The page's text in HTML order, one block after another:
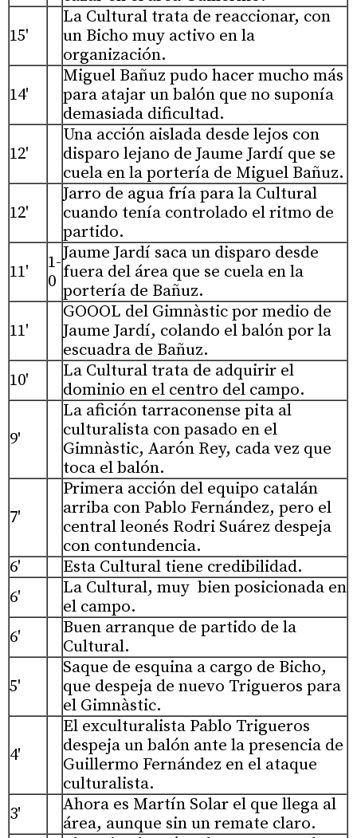
15'
La Cultural trata de reaccionar, con
un Bicho muy activo en la
organización.
14'
Miguel Bañuz pudo hacer mucho más
para atajar un balón que no suponía
demasiada dificultad.
12'
Una acción aislada desde lejos con
disparo lejano de Jaume Jardí que se
cuela en la portería de Miguel Bañuz.
12'
Jarro de agua fría para la Cultural
cuando tenía controlado el ritmo de
partido.
11'
1-
0
Jaume Jardí saca un disparo desde
fuera del área que se cuela en la
portería de Bañuz.
11'
GOOOL del Gimnàstic por medio de
Jaume Jardí, colando el balón por la
escuadra de Bañuz.
10'
La Cultural trata de adquirir el
dominio en el centro del campo.
9'
La afición tarraconense pita al
culturalista con pasado en el
Gimnàstic, Aarón Rey, cada vez que
toca el balón.
7'
Primera acción del equipo catalán
arriba con Pablo Fernández, pero el
central leonés Rodri Suárez despeja
con contundencia.
6'
Esta Cultural tiene credibilidad.
6'
La Cultural, muy bien posicionada en
el campo.
6'
Buen arranque de partido de la
Cultural.
5'
Saque de esquina a cargo de Bicho,
que despeja de nuevo Trigueros para
el Gimnàstic.
4'
El exculturalista Pablo Trigueros
despeja un balón ante la presencia de
Guillermo Fernández en el ataque
culturalista.
3'
Ahora es Martín Solar el que llega al
área, aunque sin un remate claro.